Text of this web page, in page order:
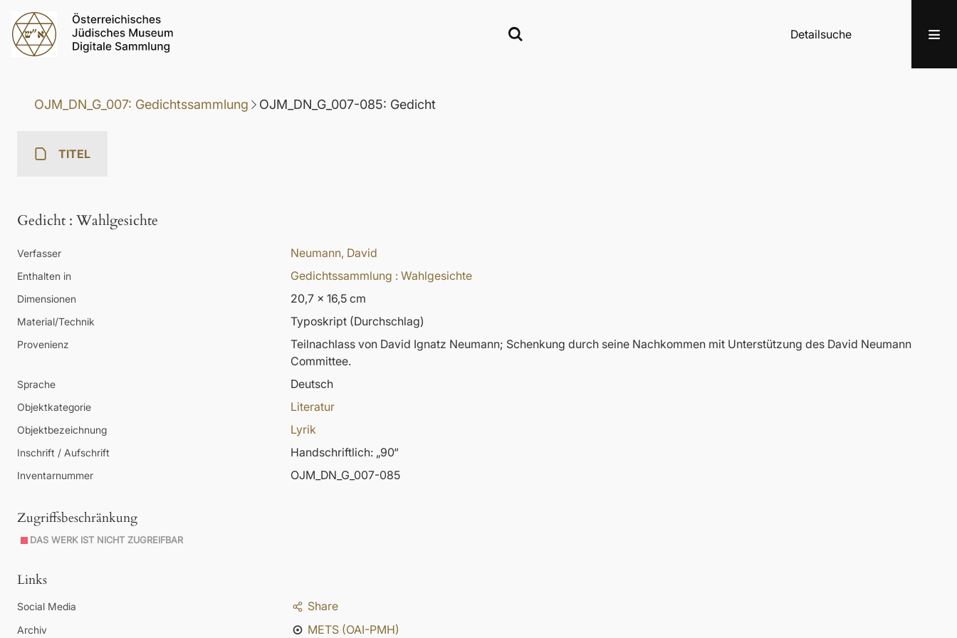
Detailsuche
OJM_DN_G_007: Gedichtssammlung OJM_DN_G_007-085: Gedicht
TITEL
Gedicht : Wahlgesichte
Verfasser Neumann, David
Enthalten in Gedichtssammlung : Wahlgesichte
Dimensionen 20,7 x 16,5 cm
Material/Technik Typoskript (Durchschlag)
Provenienz
Teilnachlass von David Ignatz Neumann; Schenkung durch seine Nachkommen mit Unterstützung des David Neumann
Committee.
Sprache Deutsch
Objektkategorie Literatur
Objektbezeichnung Lyrik
Inschrift / Aufschrift Handschriftlich: „90“
Inventarnummer OJM_DN_G_007-085
Zugriffsbeschränkung
DAS WERK IST NICHT ZUGREIFBAR
Links
Social Media Share
Archiv METS (OAI-PMH)